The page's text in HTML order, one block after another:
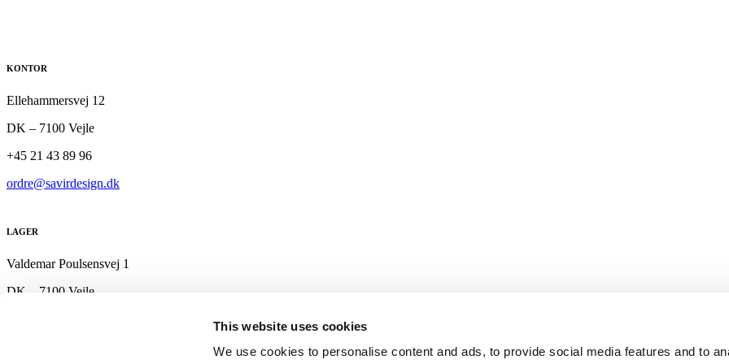
This website uses cookies
We use cookies to personalise content and ads, to provide social media features and to
KONTOR
Ellehammersvej 12
DK – 7100 Vejle
+45 21 43 89 96
ordre@savirdesign.dk
LAGER
Valdemar Poulsensvej 1
DK – 7100 Vejle